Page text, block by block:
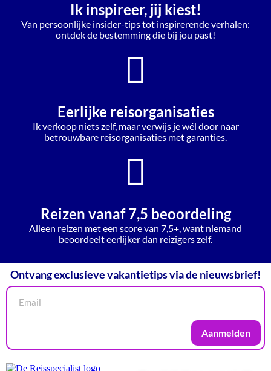
Ik inspireer, jij kiest!
Van persoonlijke insider-tips tot inspirerende verhalen:
ontdek de bestemming die bij jou past!
Eerlijke reisorganisaties
Ik verkoop niets zelf, maar verwijs je wél door naar
betrouwbare reisorganisaties met garanties.
Reizen vanaf 7,5 beoordeling
Alleen reizen met een score van 7,5+, want niemand
beoordeelt eerlijker dan reizigers zelf.
Ontvang exclusieve vakantietips via de nieuwsbrief!
Aanmelden